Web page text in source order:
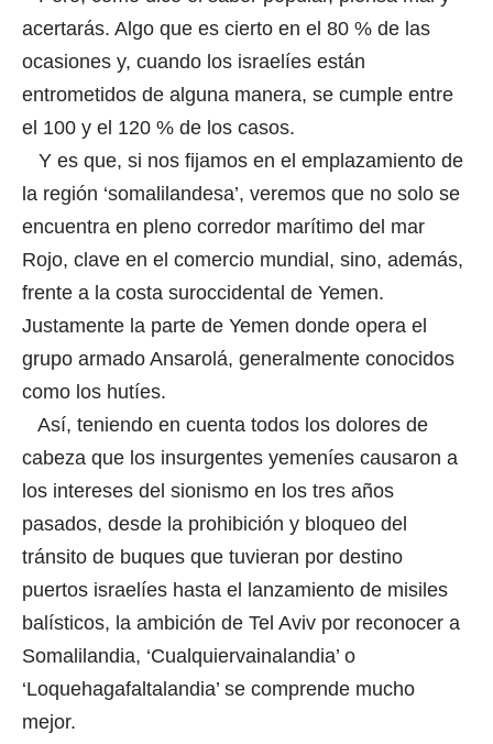
acertarás. Algo que es cierto en el 80 % de las
ocasiones y, cuando los israelíes están
entrometidos de alguna manera, se cumple entre
el 100 y el 120 % de los casos.
Y es que, si nos fijamos en el emplazamiento de
la región ‘somalilandesa’, veremos que no solo se
encuentra en pleno corredor marítimo del mar
Rojo, clave en el comercio mundial, sino, además,
frente a la costa suroccidental de Yemen.
Justamente la parte de Yemen donde opera el
grupo armado Ansarolá, generalmente conocidos
como los hutíes.
Así, teniendo en cuenta todos los dolores de
cabeza que los insurgentes yemeníes causaron a
los intereses del sionismo en los tres años
pasados, desde la prohibición y bloqueo del
tránsito de buques que tuvieran por destino
puertos israelíes hasta el lanzamiento de misiles
balísticos, la ambición de Tel Aviv por reconocer a
Somalilandia, ‘Cualquiervainalandia’ o
‘Loquehagafaltalandia’ se comprende mucho
mejor.